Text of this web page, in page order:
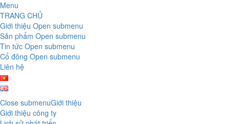
Menu
TRANG CHỦ
Giới thiệu Open submenu
Sản phẩm Open submenu
Tin tức Open submenu
Cổ đông Open submenu
Liên hệ
Close submenuGiới thiệu
Giới thiệu công ty